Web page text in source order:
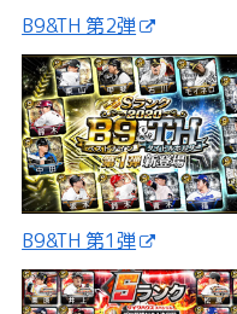
B9&TH 第2弾
B9&TH 第1弾